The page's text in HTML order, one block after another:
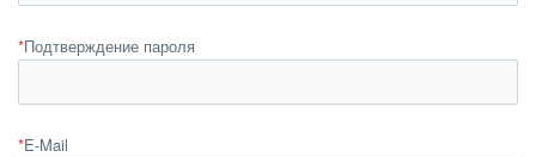
*Подтверждение пароля
*E-Mail